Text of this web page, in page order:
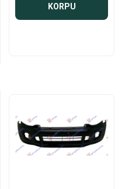
KORPU